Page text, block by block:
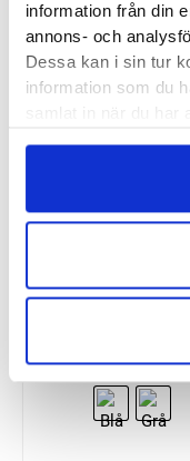
information från din
annons- och
Dessa kan i sin tur
information som du
Recensioner
Mizuno Wave
8 Dam
2199kr